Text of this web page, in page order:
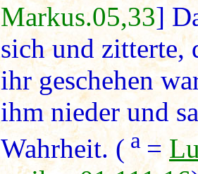
Markus.05,33]
sich und zitterte,
ihr geschehen
ihm nieder und
Wahrheit. ( a=